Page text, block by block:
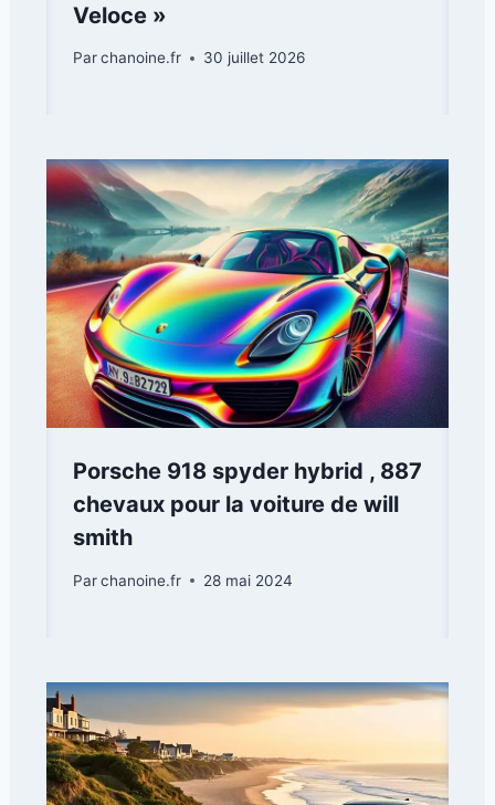
Veloce »
Parchanoine.fr 30 juillet 2026
Porsche 918 spyder hybrid , 887
chevaux pour la voiture de will
smith
Parchanoine.fr 28 mai 2024